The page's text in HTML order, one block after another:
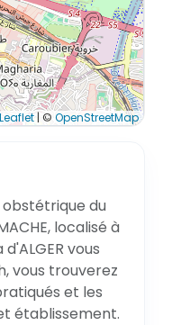
Leaflet |© OpenStreetMap
du
localisé à
d'ALGER vous
vous trouverez
et les
établissement.